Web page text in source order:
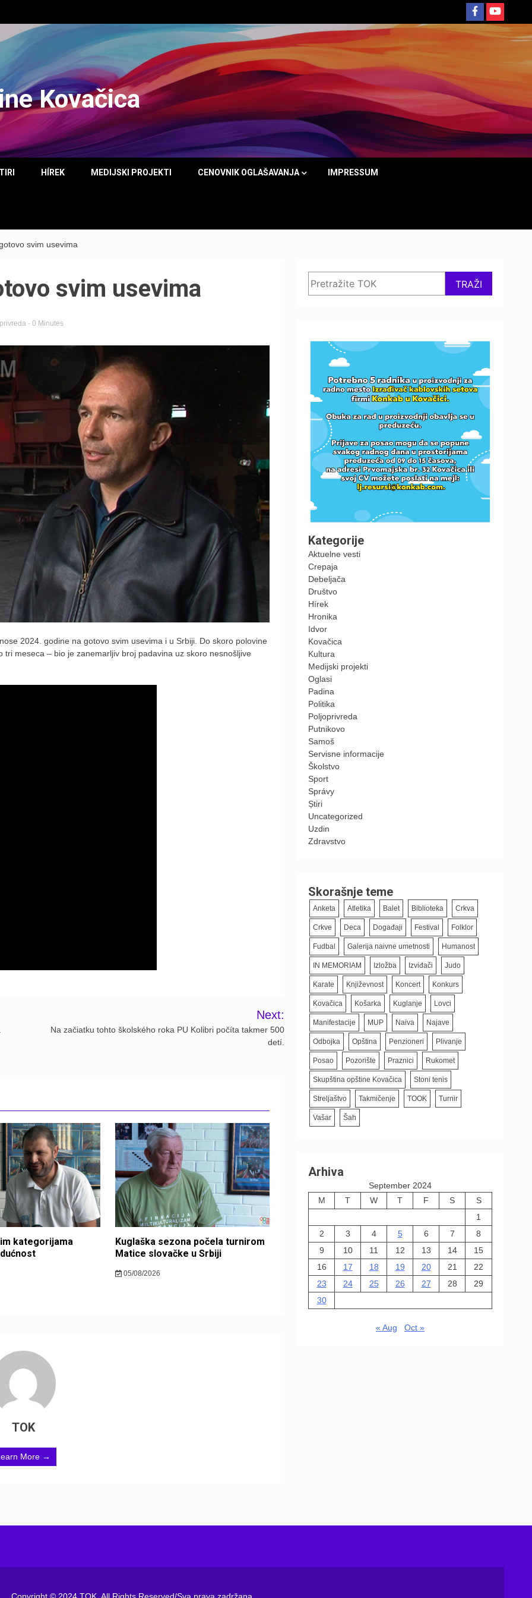
Kovačica
HÍREK MEDIJSKI PROJEKTI CENOVNIK OGLAŠAVANJA IMPRESSUM
svim usevima
svim usevima
- 0 Minutes
2024. godine na gotovo svim usevima i u Srbiji. Do skoro polovine
meseca – bio je zanemarljiv broj padavina uz skoro nesnošljive
Next:
Na začiatku tohto školského roka PU Kolibri počíta takmer 500
detí.
kategorijama
Kuglaška sezona počela turnirom
Matice slovačke u Srbiji
05/08/2026
TOK
More →
TRAŽI
Kategorije
Aktuelne vesti
Crepaja
Debeljača
Društvo
Hírek
Hronika
Idvor
Kovačica
Kultura
Medijski projekti
Oglasi
Padina
Politika
Poljoprivreda
Putnikovo
Samoš
Servisne informacije
Školstvo
Sport
Správy
Știri
Uncategorized
Uzdin
Zdravstvo
Skorašnje teme
Anketa Atletika Balet Biblioteka Crkva
Crkve Deca Događaji Festival Folklor
Fudbal Galerija naivne umetnosti Humanost
IN MEMORIAM Izložba Izviđači Judo
Karate Književnost Koncert Konkurs
Kovačica Košarka Kuglanje Lovci
Manifestacije MUP Naiva Najave
Odbojka Opština Penzioneri Plivanje
Posao Pozorište Praznici Rukomet
Skupština opštine Kovačica Stoni tenis
Streljaštvo Takmičenje TOOK Turnir
Vašar Šah
Arhiva
September 2024
M
T W T F S
S
1
2
3 4 5 6 7
8
9
10 11 12 13 14
15
16
17 18 19 20 21
22
23
24 25 26 27 28
29
30
« Aug Oct »